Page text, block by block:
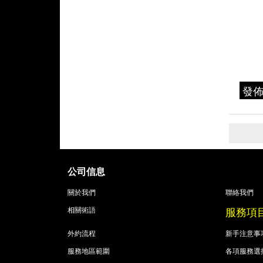
發
公司信息
關於我們
聯絡我們
相關術語
服務項
外約流程
新手注意事
服務地區範圍
各項服務選